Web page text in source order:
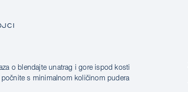
o blendajte unatrag i gore ispod kosti
s minimalnom količinom pudera